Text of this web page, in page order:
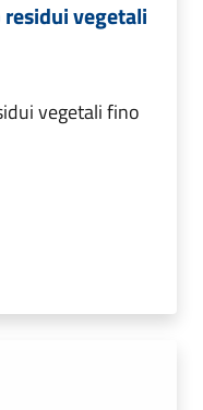
vegetali
vegetali fino